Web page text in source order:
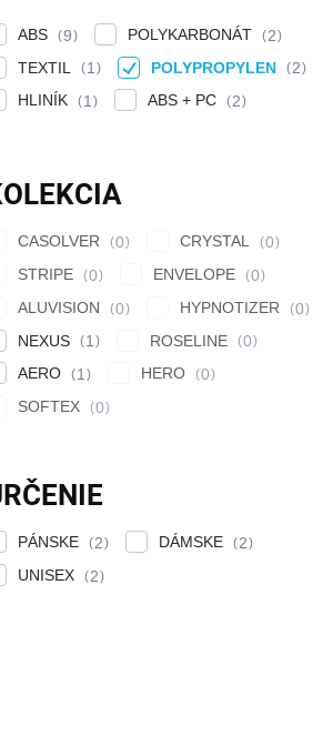
ABS 9 POLYKARBONÁT
2
TEXTIL
1 POLYPROPYLEN
2
HLINÍK
1 ABS + PC 2
CASOLVER 0 CRYSTAL
0
STRIPE
0 ENVELOPE
0
ALUVISION
0 HYPNOTIZER
0
NEXUS
1 ROSELINE
0
AERO
1 HERO
0
SOFTEX
0
PÁNSKE 2 DÁMSKE
2
UNISEX
2